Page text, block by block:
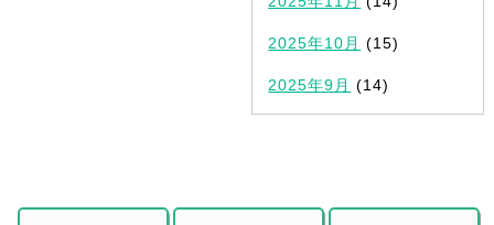
2025年10月 (15)
2025年9月 (14)